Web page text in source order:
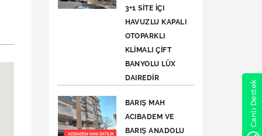
3+1 SİTE İÇI
HAVUZLU KAPALI
OTOPARKLI
KLİMALI ÇİFT
BANYOLU LÜX
DAIREDİR
BARIŞ MAH
ACIBADEM VE
BARIŞ ANADOLU
Canlı Destek